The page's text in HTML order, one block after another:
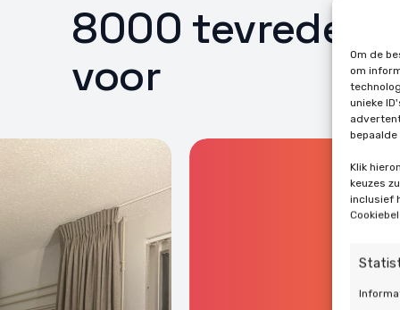
Om de
om
unieke
bepaalde
Klik
keuzes
inclusief
8000 tevreden
voor